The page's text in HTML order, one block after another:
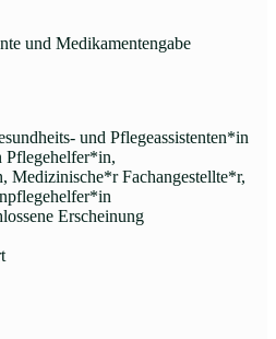
und Medikamentengabe
und Pflegeassistenten*in
Pflegehelfer*in,
Medizinische*r Fachangestellte*r,
Erscheinung